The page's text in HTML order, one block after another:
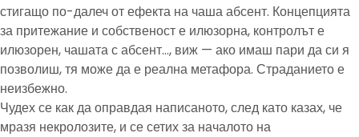
стигащо по-далеч от ефекта на чаша абсент. Концепцията
за притежание и собственост е илюзорна, контролът е
илюзорен, чашата с абсент…, виж — ако имаш пари да си я
позволиш, тя може да е реална метафора. Страданието е
неизбежно.
Чудех се как да оправдая написаното, след като казах, че
мразя некролозите, и се сетих за началото на